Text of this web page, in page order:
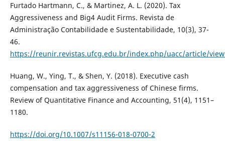
Furtado Hartmann, C., & Martinez, A. L. (2020). Tax
Aggressiveness and Big4 Audit Firms. Revista de
Administração Contabilidade e Sustentabilidade, 10(3), 37-
46.
https://reunir.revistas.ufcg.edu.br/index.php/uacc/article/
Huang, W., Ying, T., & Shen, Y. (2018). Executive cash
compensation and tax aggressiveness of Chinese firms.
Review of Quantitative Finance and Accounting, 51(4), 1151–
1180.
https://doi.org/10.1007/s11156-018-0700-2